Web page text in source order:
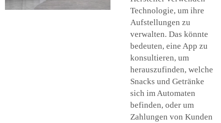
Technologie, um ihre
Aufstellungen zu
verwalten. Das könnte
bedeuten, eine App zu
konsultieren, um
herauszufinden, welche
Snacks und Getränke
sich im Automaten
befinden, oder um
Zahlungen von Kunden